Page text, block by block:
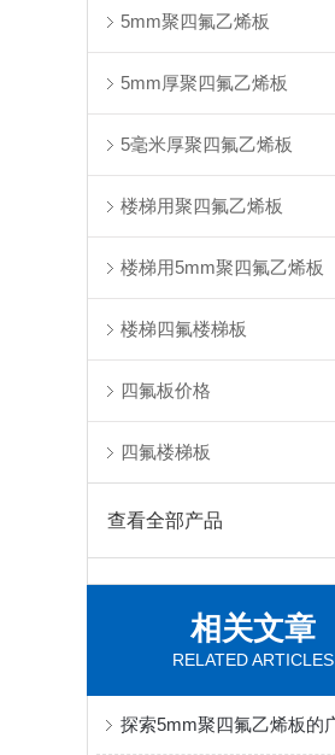
5mm聚四氟乙烯板
5mm厚聚四氟乙烯板
5毫米厚聚四氟乙烯板
楼梯用聚四氟乙烯板
楼梯用5mm聚四氟乙烯板
楼梯四氟楼梯板
四氟板价格
四氟楼梯板
查看全部产品
相关文章
RELATED ARTICLES